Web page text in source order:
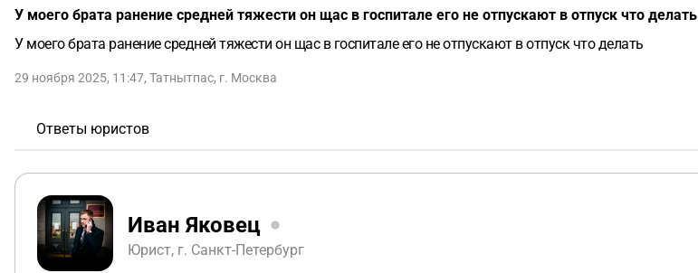
У моего брата ранение средней тяжести он щас в госпитале его не отпускают в отпуск что делать
У моего брата ранение средней тяжести он щас в госпитале его не отпускают в отпуск что делать
29 ноября 2025, 11:47, Татнытпас, г. Москва
Ответы юристов
Иван Яковец
Юрист, г. Санкт-Петербург